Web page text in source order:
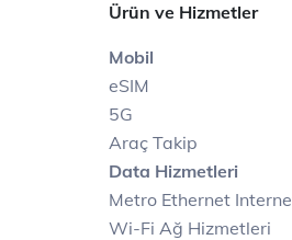
Ürün ve Hizmetler
Mobil
eSIM
5G
Araç Takip
Data Hizmetleri
Metro Ethernet
Wi-Fi Ağ Hizmetleri